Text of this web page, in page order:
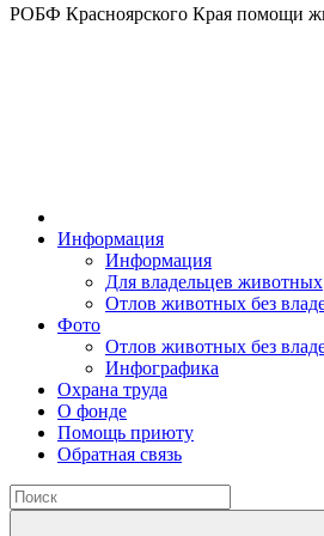
РОБФ Красноярского Края
Информация
Информация
Для владельцев животных
Отлов животных без
Фото
Отлов животных без
Инфографика
Охрана труда
О фонде
Помощь приюту
Обратная связь